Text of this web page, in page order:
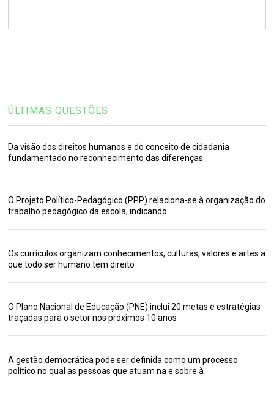
ÚLTIMAS QUESTÕES
Da visão dos direitos humanos e do conceito de cidadania
fundamentado no reconhecimento das diferenças
O Projeto Político-Pedagógico (PPP) relaciona-se à organização do
trabalho pedagógico da escola, indicando
Os currículos organizam conhecimentos, culturas, valores e artes a
que todo ser humano tem direito
O Plano Nacional de Educação (PNE) inclui 20 metas e estratégias
traçadas para o setor nos próximos 10 anos
A gestão democrática pode ser definida como um processo
político no qual as pessoas que atuam na e sobre à